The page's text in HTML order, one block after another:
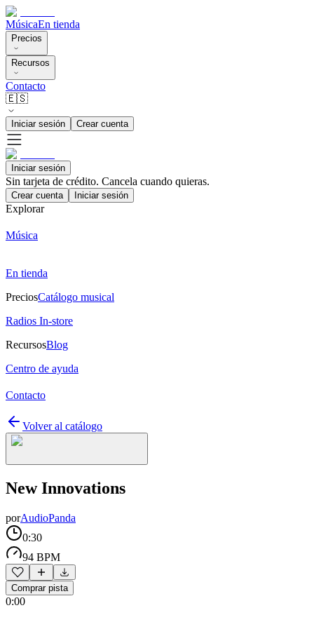
MúsicaEn tienda
Precios
Recursos
Contacto
🇪🇸
Iniciar sesión Crear cuenta
Iniciar sesión
Sin tarjeta de crédito. Cancela cuando quieras.
Crear cuenta Iniciar sesión
Explorar
Música
En tienda
PreciosCatálogo musical
Radios In-store
RecursosBlog
Centro de ayuda
Contacto
Volver al catálogo
New Innovations
porAudioPanda
0:30
94 BPM
Comprar pista
0:00